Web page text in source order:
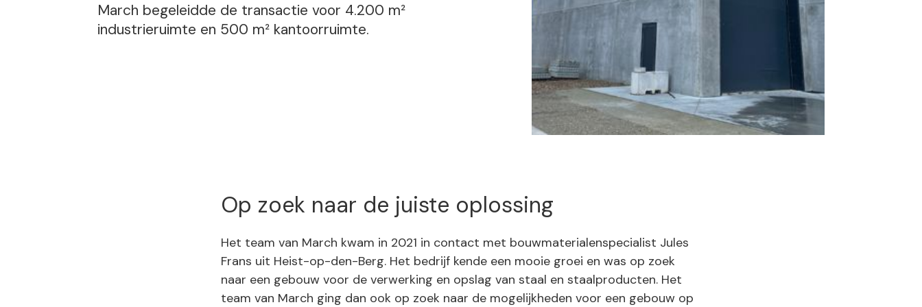
March begeleidde de transactie voor 4.200 m²
industrieruimte en 500 m² kantoorruimte.
Op zoek naar de juiste oplossing
Het team van March kwam in 2021 in contact met bouwmaterialenspecialist Jules
Frans uit Heist-op-den-Berg. Het bedrijf kende een mooie groei en was op zoek
naar een gebouw voor de verwerking en opslag van staal en staalproducten. Het
team van March ging dan ook op zoek naar de mogelijkheden voor een gebouw op